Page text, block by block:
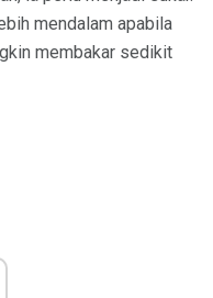
mendalam apabila
membakar sedikit